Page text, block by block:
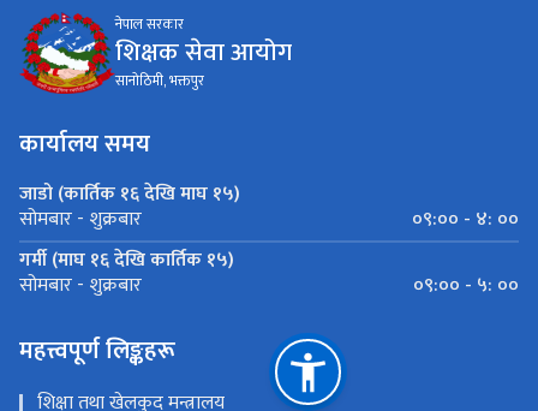
नेपाल सरकार
शिक्षक सेवा आयोग
सानोठिमी, भक्तपुर
कार्यालय समय
जाडो (कार्तिक १६ देखि माघ १५)
सोमबार - शुक्रबार
०९:०० - ४: ००
गर्मी (माघ १६ देखि कार्तिक १५)
सोमबार - शुक्रबार ०९:०० - ५: ००
महत्त्वपूर्ण लिङ्कहरू
शिक्षा तथा खेलकुद मन्त्रालय